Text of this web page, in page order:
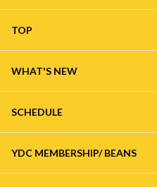
TOP
WHAT'S NEW
SCHEDULE
YDC MEMBERSHIP/ BEANS